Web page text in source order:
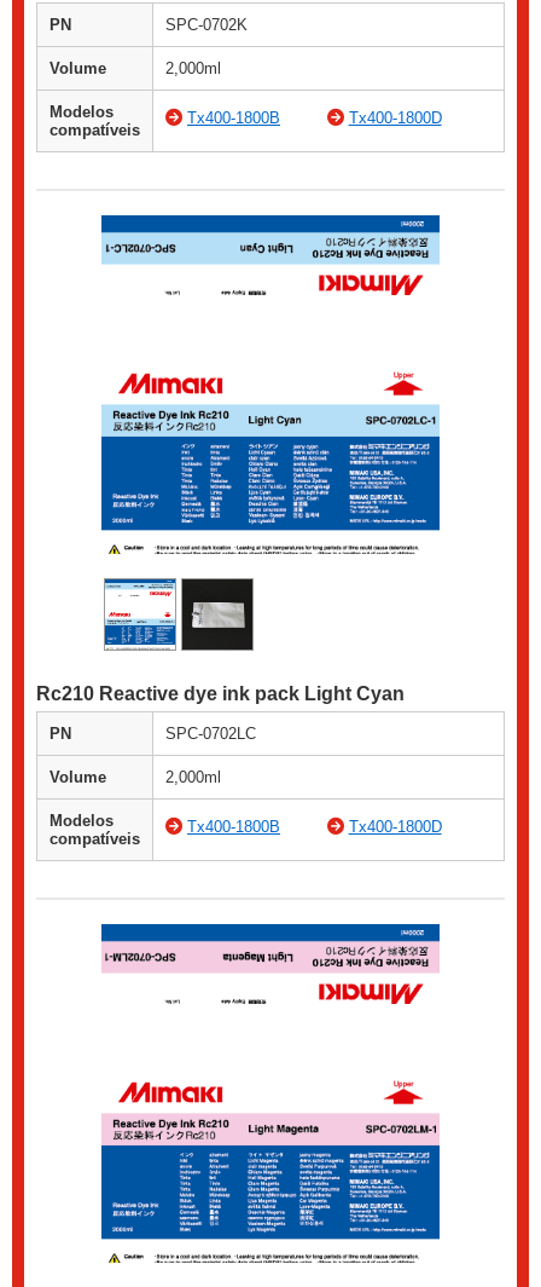
PN SPC-0702K
Volume 2,000ml
Modelos
compatíveis
Tx400-1800B Tx400-1800D
Rc210 Reactive dye ink pack Light Cyan
PN SPC-0702LC
Volume 2,000ml
Modelos
compatíveis
Tx400-1800B Tx400-1800D